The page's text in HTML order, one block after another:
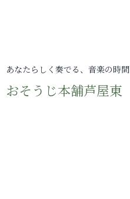
あなたらしく奏でる、音楽の時間
おそうじ本舗芦屋東